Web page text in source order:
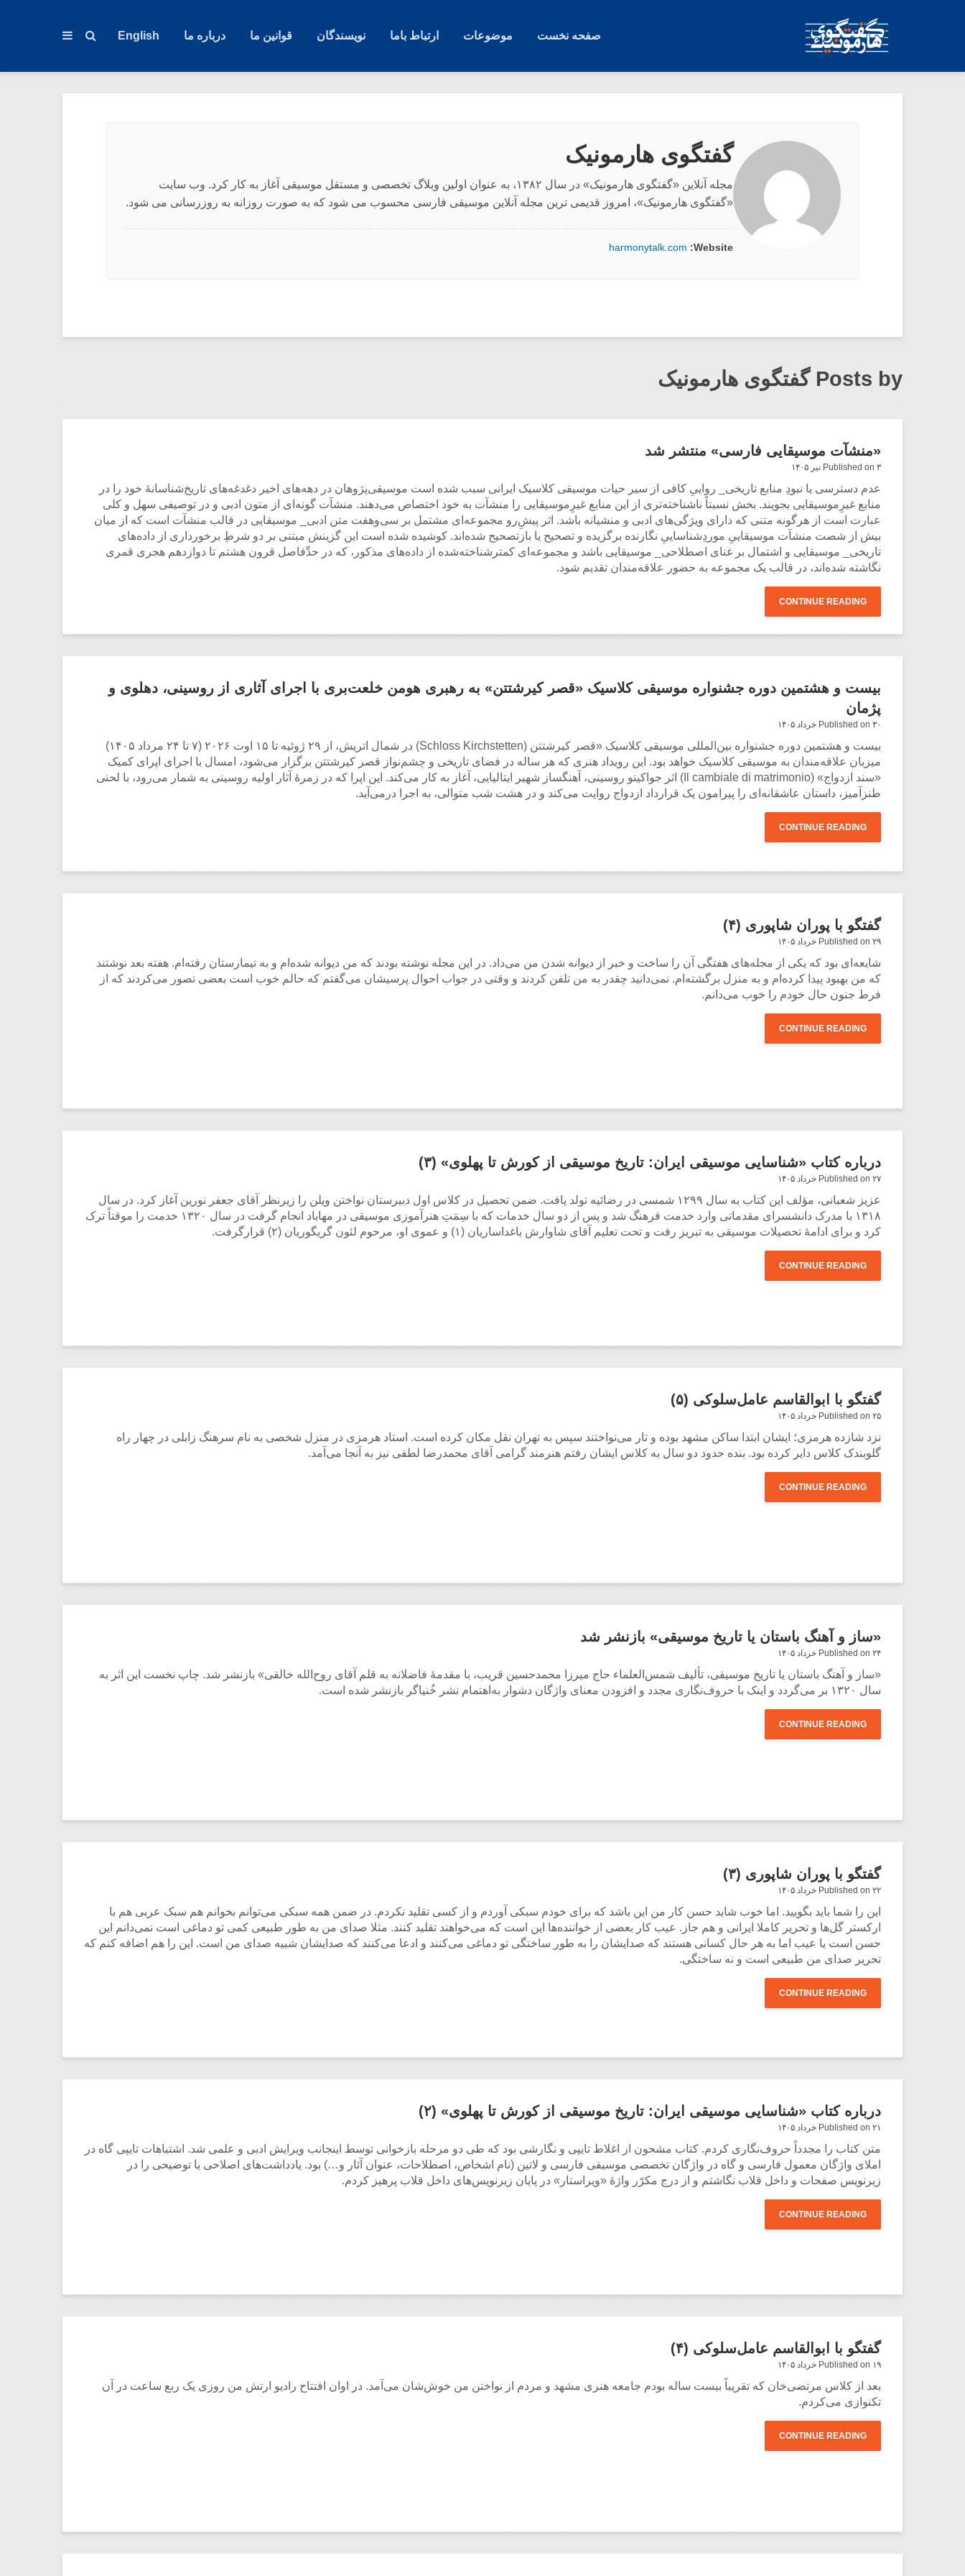
صفحه نخست موضوعات ارتباط باما نویسندگان قوانین ما درباره ما English
گفتگوی هارمونیک
مجله آنلاین «گفتگوی هارمونیک» در سال ۱۳۸۲، به عنوان اولین وبلاگ تخصصی و مستقل موسیقی آغاز به کار کرد. وب سایت
«گفتگوی هارمونیک»، امروز قدیمی ترین مجله آنلاین موسیقی فارسی محسوب می شود که به صورت روزانه به روزرسانی می شود.
Website:
harmonytalk.com
Posts by گفتگوی هارمونیک
«منشآت موسیقایی فارسی» منتشر شد
Published on ۳ تیر ۱۴۰۵
عدم دسترسی یا نبودِ منابع تاریخی_ رواییِ کافی از سیر حیات موسیقی کلاسیک ایرانی سبب شده است موسیقی‌پژوهان در دهه‌های اخیر دغدغه‌های تاریخ‌شناسانۀ خود را در
منابع غیرِموسیقایی بجویند. بخش نسبتاً ناشناخته‌تری از این منابع غیرِموسیقایی را منشآت به خود اختصاص می‌دهند. منشآت گونه‌ای از متون ادبی و در توصیفی سهل و کلی
عبارت است از هرگونه متنی که دارای ویژگی‌های ادبی و منشیانه باشد. اثر پیشِ‌رو مجموعه‌ای مشتمل بر سی‌وهفت متن ادبی_ موسیقایی در قالب منشآت است که از میان
بیش از شصت منشآت موسیقاییِ موردِشناساییِ نگارنده برگزیده و تصحیح یا بازتصحیح شده‌اند. کوشیده شده است این گزینش مبتنی بر دو شرطِ برخورداری از داده‌های
تاریخی_ موسیقایی و اشتمال بر غنای اصطلاحی_ موسیقایی باشد و مجموعه‌ای کمترشناخته‌شده از داده‌های مذکور، که در حدِّفاصل قرون هشتم تا دوازدهم هجری قمری
نگاشته شده‌اند، در قالب یک مجموعه به حضور علاقه‌مندان تقدیم شود.
CONTINUE READING
بیست و هشتمین دوره جشنواره موسیقی کلاسیک «قصر کیرشتتن» به رهبری هومن خلعت‌بری با اجرای آثاری از روسینی، دهلوی و
پژمان
Published on ۳۰ خرداد ۱۴۰۵
بیست و هشتمین دوره جشنواره بین‌المللی موسیقی کلاسیک «قصر کیرشتتن (Schloss Kirchstetten) در شمال اتریش، از ۲۹ ژوئیه تا ۱۵ اوت ۲۰۲۶ (۷ تا ۲۴ مرداد ۱۴۰۵)
میزبان علاقه‌مندان به موسیقی کلاسیک خواهد بود. این رویداد هنری که هر ساله در فضای تاریخی و چشم‌نواز قصر کیرشتتن برگزار می‌شود، امسال با اجرای اپرای کمیک
«سند ازدواج» (Il cambiale di matrimonio) اثر جواکینو روسینی، آهنگساز شهیر ایتالیایی، آغاز به کار می‌کند. این اپرا که در زمرۀ آثار اولیه روسینی به شمار می‌رود، با لحنی
طنزآمیز، داستان عاشقانه‌ای را پیرامون یک قرارداد ازدواج روایت می‌کند و در هشت شب متوالی، به اجرا درمی‌آید.
CONTINUE READING
گفتگو با پوران شاپوری (۴)
Published on ۲۹ خرداد ۱۴۰۵
شایعه‌ای بود که یکی از مجله‌های هفتگی آن را ساخت و خبر از دیوانه شدن من می‌داد. در این مجله نوشته بودند که من دیوانه شده‌ام و به تیمارستان رفته‌ام. هفته بعد نوشتند
که من بهبود پیدا کرده‌ام و به منزل برگشته‌ام. نمی‌دانید چقدر به من تلفن کردند و وقتی در جواب احوال پرسیشان می‌گفتم که حالم خوب است بعضی تصور می‌کردند که از
فرط جنون حال خودم را خوب می‌دانم.
CONTINUE READING
درباره کتاب «شناسایی موسیقی ایران: تاریخ موسیقی از کورش تا پهلوی» (۳)
Published on ۲۷ خرداد ۱۴۰۵
عزیز شعبانی، مؤلف این کتاب به سال ۱۲۹۹ شمسی در رضائیه تولد یافت. ضمن تحصیل در کلاس اول دبیرستان نواختن ویلن را زیرنظر آقای جعفر نورین آغاز کرد. در سال
۱۳۱۸ با مدرک دانشسرای مقدماتی وارد خدمت فرهنگ شد و پس از دو سال خدمات که با سِمَتِ هنرآموزی موسیقی در مهاباد انجام گرفت در سال ۱۳۲۰ خدمت را موقتاً ترک
کرد و برای ادامۀ تحصیلات موسیقی به تبریز رفت و تحت تعلیم آقای شاوارش باغداساریان (۱) و عموی او، مرحوم لئون گریگوریان (۲) قرارگرفت.
CONTINUE READING
گفتگو با ابوالقاسم عامل‌سلوکی (۵)
Published on ۲۵ خرداد ۱۴۰۵
نزد شازده هرمزی؛ ایشان ابتدا ساکن مشهد بوده و تار می‌نواختند سپس به تهران نقل مکان کرده است. استاد هرمزی در منزل شخصی به نام سرهنگ زابلی در چهار راه
گلوبندک کلاس دایر کرده بود. بنده حدود دو سال به کلاس ایشان رفتم هنرمند گرامی آقای محمدرضا لطفی نیز به آنجا می‌آمد.
CONTINUE READING
«ساز و آهنگ باستان یا تاریخ موسیقی» بازنشر شد
Published on ۲۴ خرداد ۱۴۰۵
«ساز و آهنگ باستان یا تاریخ موسیقی، تألیف شمس‌العلماء حاج میرزا محمدحسین قریب، با مقدمۀ فاضلانه به قلم آقای روح‌الله خالقی» بازنشر شد. چاپ نخست این اثر به
سال ۱۳۲۰ بر می‌گردد و اینک با حروف‌نگاری مجدد و افزودن معنای واژگان دشوار به‌اهتمام نشر خُنیاگر بازنشر شده است.
CONTINUE READING
گفتگو با پوران شاپوری (۳)
Published on ۲۲ خرداد ۱۴۰۵
این را شما باید بگویید. اما خوب شاید حسن کار من این باشد که برای خودم سبکی آوردم و از کسی تقلید نکردم. در ضمن همه سبکی می‌توانم بخوانم هم سبک عربی هم با
ارکستر گل‌ها و تحریر کاملا ایرانی و هم جاز. عیب کار بعضی از خواننده‌ها این است که می‌خواهند تقلید کنند. مثلا صدای من به طور طبیعی کمی تو دماغی است نمی‌دانم این
حسن است یا عیب اما به هر حال کسانی هستند که صدایشان را به طور ساختگی تو دماغی می‌کنند و ادعا می‌کنند که صدایشان شبیه صدای من است. این را هم اضافه کنم که
تحریر صدای من طبیعی است و نه ساختگی.
CONTINUE READING
درباره کتاب «شناسایی موسیقی ایران: تاریخ موسیقی از کورش تا پهلوی» (۲)
Published on ۲۱ خرداد ۱۴۰۵
متن کتاب را مجدداً حروف‌نگاری کردم. کتاب مشحون از اغلاط تایپی و نگارشی بود که طی دو مرحله بازخوانی توسط اینجانب ویرایش ادبی و علمی شد. اشتباهات تایپی گاه در
املای واژگان معمول فارسی و گاه در واژگان تخصصی موسیقی فارسی و لاتین (نام اشخاص، اصطلاحات، عنوان آثار و…) بود. یادداشت‌های اصلاحی یا توضیحی را در
زیرنویس‌ صفحات و داخل قلاب نگاشتم و از درج مکرّر واژۀ «ویراستار» در پایان زیرنویس‌های داخل قلاب پرهیز کردم.
CONTINUE READING
گفتگو با ابوالقاسم عامل‌سلوکی (۴)
Published on ۱۹ خرداد ۱۴۰۵
بعد از کلاس مرتضی‌خان که تقریباً بیست ساله بودم جامعه هنری مشهد و مردم از نواختن من خوش‌شان می‌آمد. در اوان افتتاح رادیو ارتش من روزی یک ربع ساعت در آن
تکنوازی می‌کردم.
CONTINUE READING
شیش و نیم»
اگر نمی توانی